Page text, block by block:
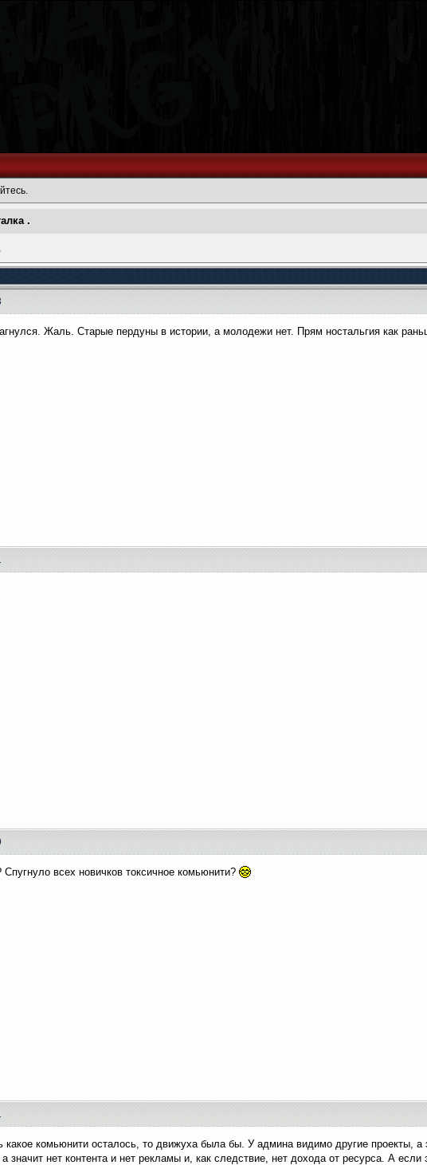
.
Жаль. Старые пердуны в истории, а молодежи нет. Прям ностальгия как
Спугнуло всех новичков токсичное комьюнити?
какое комьюнити осталось, то движуха была бы. У админа видимо другие проекты, а
значит нет контента и нет рекламы и, как следствие, нет дохода от ресурса. А